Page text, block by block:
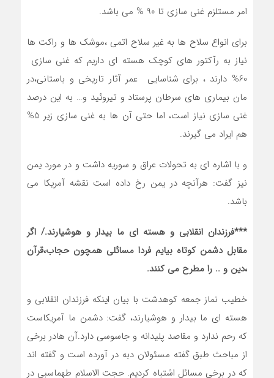
امر مستلزم غنی سازی تا 90 % می باشد.
برای انواع سلاح ها به غیر سلاح اتمی ،موشک ها و راکت ها
نیاز به رآکتور های کوچک هسته ای داریم که غنی سازی
60% دارند ، برای شناسایی عمر آثار تاریخی و باستانی،در
مان بیماری های سرطان پرستاد و تیروئید و… به این درصد
غنی سازی نیاز است، اما حتی آن ها به غنی سازی زیر 5%
هم ایراد می گیرند.
و با اشاره ای به تحولات عراق و سوریه داشت و در مورد یمن
نیز گفت: هرآنچه در یمن رخ داده است نقشه آمریکا می
باشد.
***فرزندان انقلابی و هسته ای ما بیدار و هوشیارند./ اگر
مقابل دشمن کوتاه بیایم فردا مسائلی همچون حجاب،قرآن
،دین و .. را مطرح می کنند.
خطیب نماز جمعه کوهدشت با بیان اینکه فرزندان انقلابی و
هسته ای ما بیدار و هوشیارند، گفت: دشمن ما آمریکاست
که رحم ندارد و مقاصد پلیدانه و جاسوسی دارد.آن هادر برخی
از مباحث طبق گفته مسئولان دبه در آورده است و گفته اند
که در برخی مسائل اشتباه کردیم. حجت الاسلام طهماسبی در